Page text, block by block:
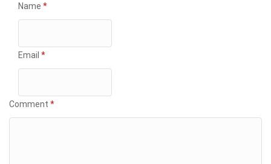
Name *
Email *
Comment *